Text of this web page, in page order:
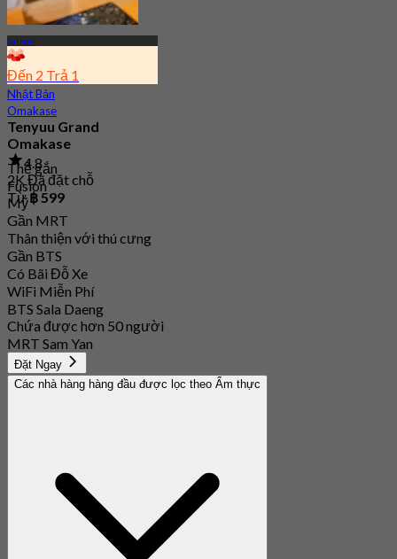
Sathon
Đến 2 Trả 1
Nhật Bản
Omakase
Tenyuu Grand
Omakase
4.8
2K Đã đặt chỗ
Từ฿ 599
Thẻ gắn
Fusion
Mỹ
Gần MRT
Thân thiện với thú cưng
Gần BTS
Có Bãi Đỗ Xe
WiFi Miễn Phí
BTS Sala Daeng
Chứa được hơn 50 người
MRT Sam Yan
Đặt Ngay
Các nhà hàng hàng đầu được lọc theo Ẩm thực